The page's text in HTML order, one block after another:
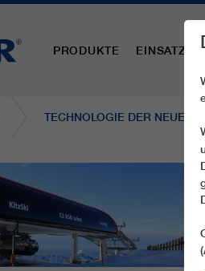
PRODUKTE
TECHNOLOGIE DER